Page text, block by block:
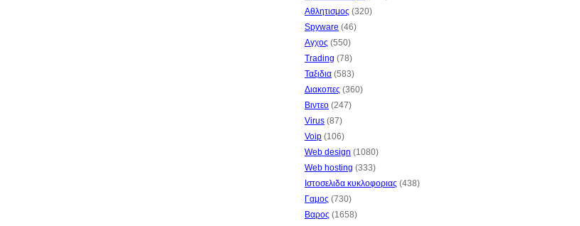
Αθλητισμος (320)
Spyware (46)
Αγχος (550)
Trading (78)
Ταξιδια (583)
Διακοπες (360)
Βιντεο (247)
Virus (87)
Voip (106)
Web design (1080)
Web hosting (333)
Ιστοσελιδα κυκλοφοριας (438)
Γαμος (730)
Βαρος (1658)